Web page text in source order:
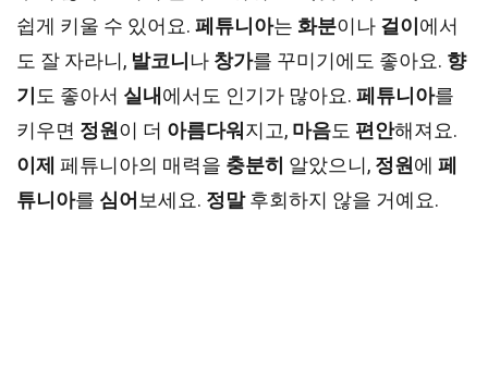
쉽게 키울 수 있어요. 페튜니아는 화분이나 걸이 에서
도 잘 자라니, 발코니 나 창가를 꾸미기에도 좋아요. 향
기 도 좋아서 실내 에서도 인기가 많아요. 페튜니아를
키우면 정원 이 더 아름다워 지고, 마음도 편안해져요.
이제 페튜니아의 매력을 충분히 알았으니, 정원 에 페
튜니아를 심어 보세요. 정말후회하지 않을 거예요.